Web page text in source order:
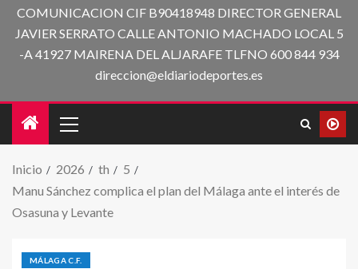
COMUNICACION CIF B90418948 DIRECTOR GENERAL
JAVIER SERRATO CALLE ANTONIO MACHADO LOCAL 5
-A 41927 MAIRENA DEL ALJARAFE TLFNO 600 844 934
direccion@eldiariodeportes.es
Inicio 2026 th
5
Manu Sánchez complica el plan del Málaga ante el interés de
Osasuna y Levante
MÁLAGA C.F.